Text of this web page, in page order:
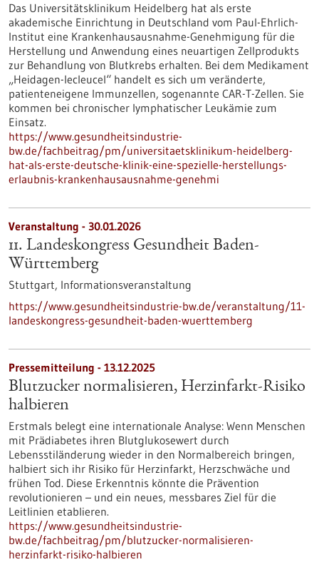
Das Universitätsklinikum Heidelberg hat als erste
akademische Einrichtung in Deutschland vom Paul-Ehrlich-
Institut eine Krankenhausausnahme-Genehmigung für die
Herstellung und Anwendung eines neuartigen Zellprodukts
zur Behandlung von Blutkrebs erhalten. Bei dem Medikament
„Heidagen-lecleucel“ handelt es sich um veränderte,
patienteneigene Immunzellen, sogenannte CAR-T-Zellen. Sie
kommen bei chronischer lymphatischer Leukämie zum
Einsatz.
https://www.gesundheitsindustrie-
bw.de/fachbeitrag/pm/universitaetsklinikum-heidelberg-
hat-als-erste-deutsche-klinik-eine-spezielle-herstellungs-
erlaubnis-krankenhausausnahme-genehmi
Veranstaltung - 30.01.2026
11. Landeskongress Gesundheit Baden-
Württemberg
Stuttgart, Informationsveranstaltung
https://www.gesundheitsindustrie-bw.de/veranstaltung/11-
landeskongress-gesundheit-baden-wuerttemberg
Pressemitteilung - 13.12.2025
Blutzucker normalisieren, Herzinfarkt-Risiko
halbieren
Erstmals belegt eine internationale Analyse: Wenn Menschen
mit Prädiabetes ihren Blutglukosewert durch
Lebensstiländerung wieder in den Normalbereich bringen,
halbiert sich ihr Risiko für Herzinfarkt, Herzschwäche und
frühen Tod. Diese Erkenntnis könnte die Prävention
revolutionieren – und ein neues, messbares Ziel für die
Leitlinien etablieren.
https://www.gesundheitsindustrie-
bw.de/fachbeitrag/pm/blutzucker-normalisieren-
herzinfarkt-risiko-halbieren